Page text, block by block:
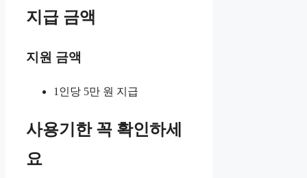
지급 금액
지원 금액
1인당 5만 원 지급
사용기한 꼭 확인하세
요